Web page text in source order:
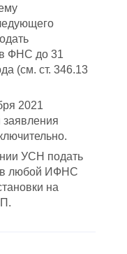
ФНС до 31
(см. ст. 346.13
2021
УСН подать
в любой ИФНС
на